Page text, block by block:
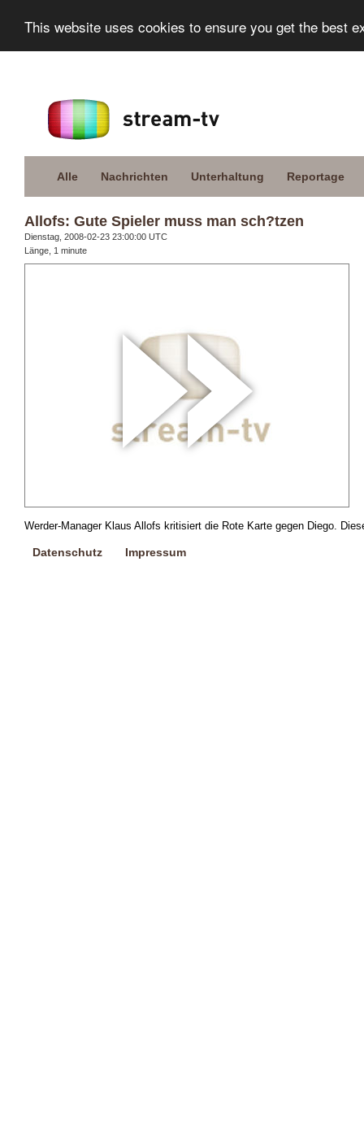
This website uses cookies to ensure you get the best
Alle Nachrichten Unterhaltung Reportage
Allofs: Gute Spieler muss man sch?tzen
Dienstag, 2008-02-23 23:00:00 UTC
Länge, 1 minute
Werder-Manager Klaus Allofs kritisiert die Rote Karte gegen Diego.
Datenschutz Impressum